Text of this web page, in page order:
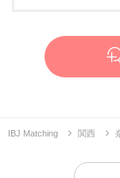
IBJ Matching 関西